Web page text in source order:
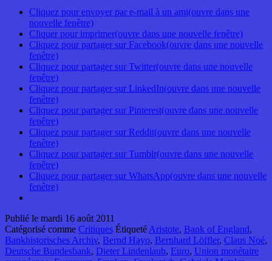
Cliquez pour envoyer par e-mail à un ami(ouvre dans une
nouvelle fenêtre)
Cliquer pour imprimer(ouvre dans une nouvelle fenêtre)
Cliquez pour partager sur Facebook(ouvre dans une nouvelle
fenêtre)
Cliquez pour partager sur Twitter(ouvre dans une nouvelle
fenêtre)
Cliquez pour partager sur LinkedIn(ouvre dans une nouvelle
fenêtre)
Cliquez pour partager sur Pinterest(ouvre dans une nouvelle
fenêtre)
Cliquez pour partager sur Reddit(ouvre dans une nouvelle
fenêtre)
Cliquez pour partager sur Tumblr(ouvre dans une nouvelle
fenêtre)
Cliquez pour partager sur WhatsApp(ouvre dans une nouvelle
fenêtre)
Publié le mardi 16 août 2011
Catégorisé comme Critiques Étiqueté Aristote, Bank of England,
Bankhistorisches Archiv, Bernd Hayo, Bernhard Löffler, Claus Noé,
Deutsche Bundesbank, Dieter Lindenlaub, Euro, Union monétaire